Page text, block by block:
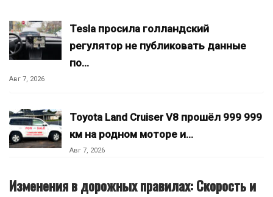
Tesla просила голландский
регулятор не публиковать данные
по…
Авг 7, 2026
Toyota Land Cruiser V8 прошёл 999 999
км на родном моторе и…
Авг 7, 2026
Изменения в дорожных правилах: Скорость и